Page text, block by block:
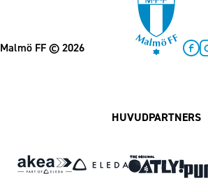
Malmö FF© 2026
HUVUDPARTNERS